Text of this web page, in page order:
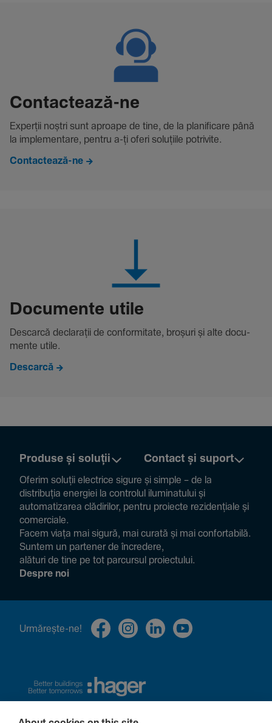
Contac­tează-ne
Experții noștri sunt aproape de tine, de la plani­fi­care până
la imple­men­tare, pentru a-ți oferi solu­țiile potri­vite.
Contactează-ne
Docu­mente utile
Descarcă decla­rații de conformitate, broșuri și alte docu­
mente utile.
Descarcă
Produse și soluții Contact și suport
Oferim soluții electrice sigure și simple – de la
distribuția energiei la controlul ilumi­na­tului și
auto­ma­ti­zarea clădi­rilor, pentru proiecte rezi­den­țiale și
comer­ciale.
Facem viața mai sigură, mai curată și mai confor­ta­bilă.
Suntem un partener de încre­dere,
alături de tine pe tot parcursul proiec­tului.
Despre noi
Urmă­rește-ne!